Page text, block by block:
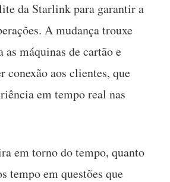
da Starlink para garantir a
A mudança trouxe
as máquinas de cartão e
conexão aos clientes, que
em tempo real nas
em torno do tempo, quanto
tempo em questões que